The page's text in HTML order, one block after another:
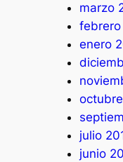
marzo
febrero
enero
julio
junio